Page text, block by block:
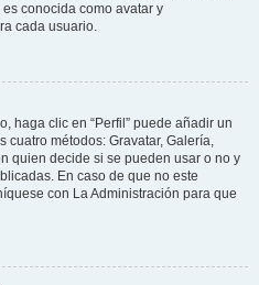
conocida como avatar y
cada usuario.
haga clic en “Perfil” puede añadir un
cuatro métodos: Gravatar, Galería,
quien decide si se pueden usar o no y
En caso de que no este
con La Administración para que